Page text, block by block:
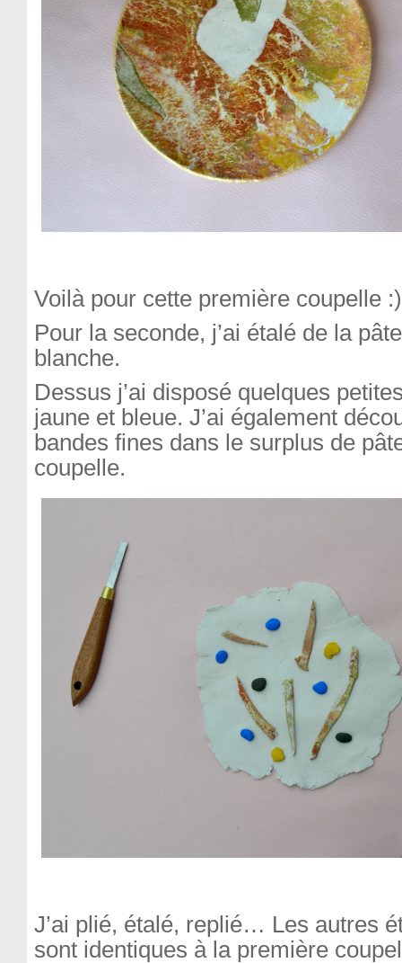
Voilà pour cette première coupelle :)
Pour la seconde, j’ai étalé de la
blanche.
Dessus j’ai disposé quelques
jaune et bleue. J’ai également
bandes fines dans le surplus de
coupelle.
J’ai plié, étalé, replié… Les autres
sont identiques à la première